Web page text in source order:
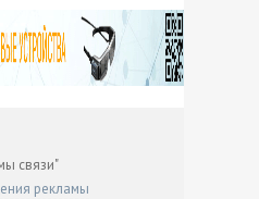
связи"
рекламы